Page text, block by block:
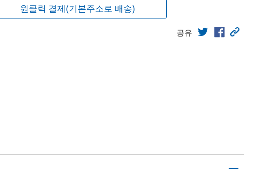
원클릭 결제(기본주소로 배송)
공유